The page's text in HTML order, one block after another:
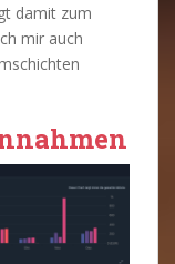
damit zum
mir auch